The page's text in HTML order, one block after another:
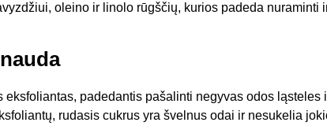
oleino ir linolo rūgščių, kurios padeda nuraminti
eksfoliantas, padedantis pašalinti negyvas odos
rudasis cukrus yra švelnus odai ir nesukelia